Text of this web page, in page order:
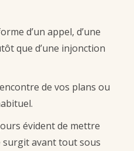
d’un appel, d’une
que d’une injonction
de vos plans ou
évident de mettre
surgit avant tout sous